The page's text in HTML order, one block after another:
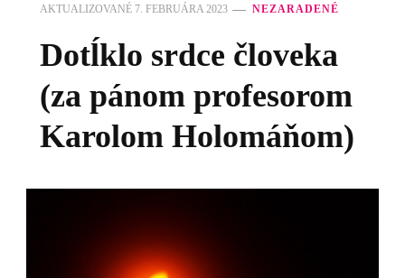
AKTUALIZOVANÉ 7. FEBRUÁRA 2023 NEZARADENÉ
Dotĺklo srdce človeka
(za pánom profesorom
Karolom Holomáňom)